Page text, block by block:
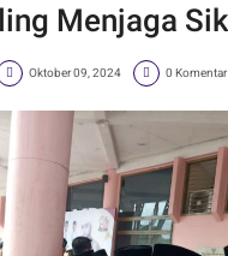
Menjaga
Oktober 09, 2024 0 Komentar